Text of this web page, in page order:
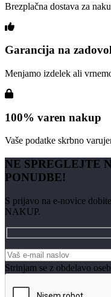
Brezplačna dostava za
Garancija na
Menjamo izdelek ali
100% varen nakup
Vaše podatke skrbno
NE SPREGLEJTE
PONUDBE!
S prijavo na e-novice
NAKUP.
Strinjam se z obdelavo